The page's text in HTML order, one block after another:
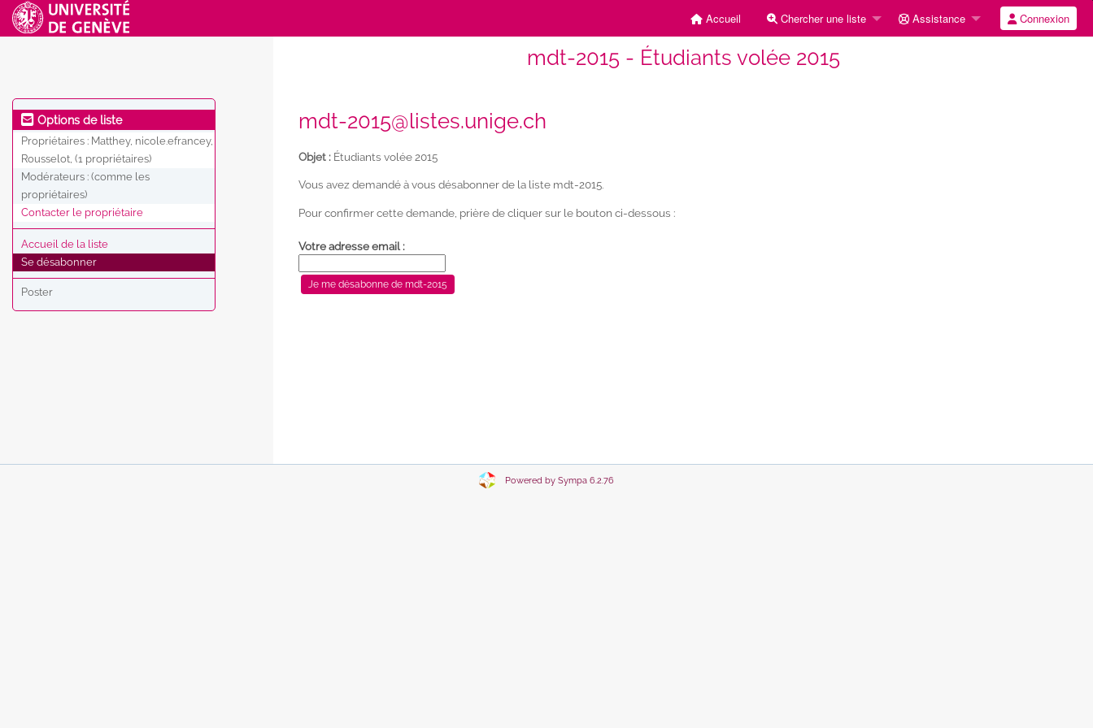
Accueil Chercher une liste Assistance Connexion
mdt-2015 - Étudiants volée 2015
Options de liste
Propriétaires : Matthey, nicole.efrancey,
Rousselot, (1 propriétaires)
Modérateurs : (comme les
propriétaires)
Contacter le propriétaire
Accueil de la liste
Se désabonner
Poster
mdt-2015@listes.unige.ch
Objet : Étudiants volée 2015
Vous avez demandé à vous désabonner de la liste mdt-2015.
Pour confirmer cette demande, prière de cliquer sur le bouton ci-dessous :
Votre adresse email :
Powered by Sympa 6.2.76